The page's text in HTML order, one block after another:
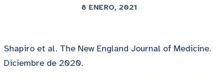
8 ENERO, 2021
Shapiro et al. The New England Journal of Medicine.
Diciembre de 2020.